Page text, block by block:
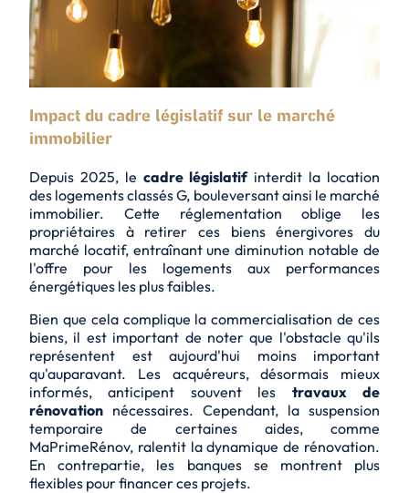
Impact du cadre législatif sur le marché
immobilier
Depuis 2025, le cadre législatifinterdit la location
des logements classés G, bouleversant ainsi le marché
immobilier. Cette réglementation oblige les
propriétaires à retirer ces biens énergivores du
marché locatif, entraînant unediminution notable de
l'offre pour les logements aux performances
énergétiques les plus faibles.
Bien que cela complique la commercialisation de ces
biens, il est important de noter que l'obstacle qu'ils
représentent est aujourd'hui moins important
qu'auparavant. Les acquéreurs, désormais mieux
informés, anticipent souvent les travaux de
rénovation nécessaires. Cependant, la suspension
temporaire de certaines aides, comme
MaPrimeRénov, ralentit la dynamique de rénovation.
En contrepartie, les banques se montrent plus
flexibles pour financer ces projets.